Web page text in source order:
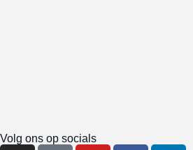
Volg ons op socials